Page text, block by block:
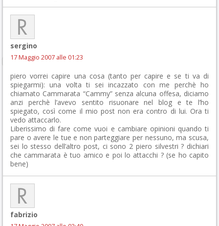
sergino
17 Maggio 2007 alle 01:23
piero vorrei capire una cosa (tanto per capire e se ti va di
spiegarmi): una volta ti sei incazzato con me perchè ho
chiamato Cammarata “Cammy” senza alcuna offesa, diciamo
anzi perchè l’avevo sentito risuonare nel blog e te l’ho
spiegato, così come il mio post non era contro di lui. Ora ti
vedo attaccarlo.
Liberissimo di fare come vuoi e cambiare opinioni quando ti
pare o avere le tue e non parteggiare per nessuno, ma scusa,
sei lo stesso dell’altro post, ci sono 2 piero silvestri ? dichiari
che cammarata è tuo amico e poi lo attacchi ? (se ho capito
bene)
fabrizio